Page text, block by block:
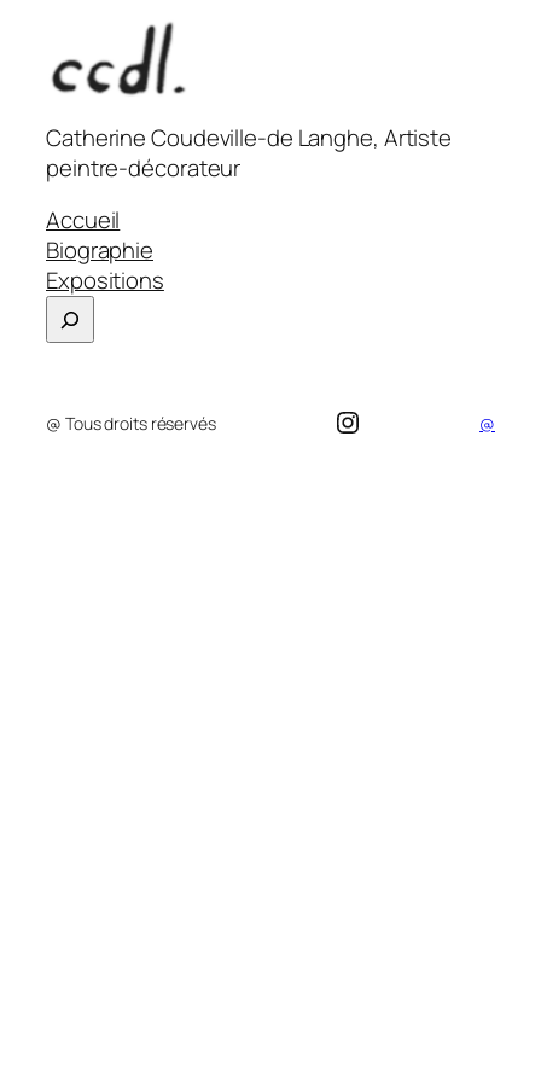
Catherine Coudeville-de Langhe, Artiste
peintre-décorateur
Accueil
Biographie
Expositions
Search
@ Tous droits réservés Instagram @